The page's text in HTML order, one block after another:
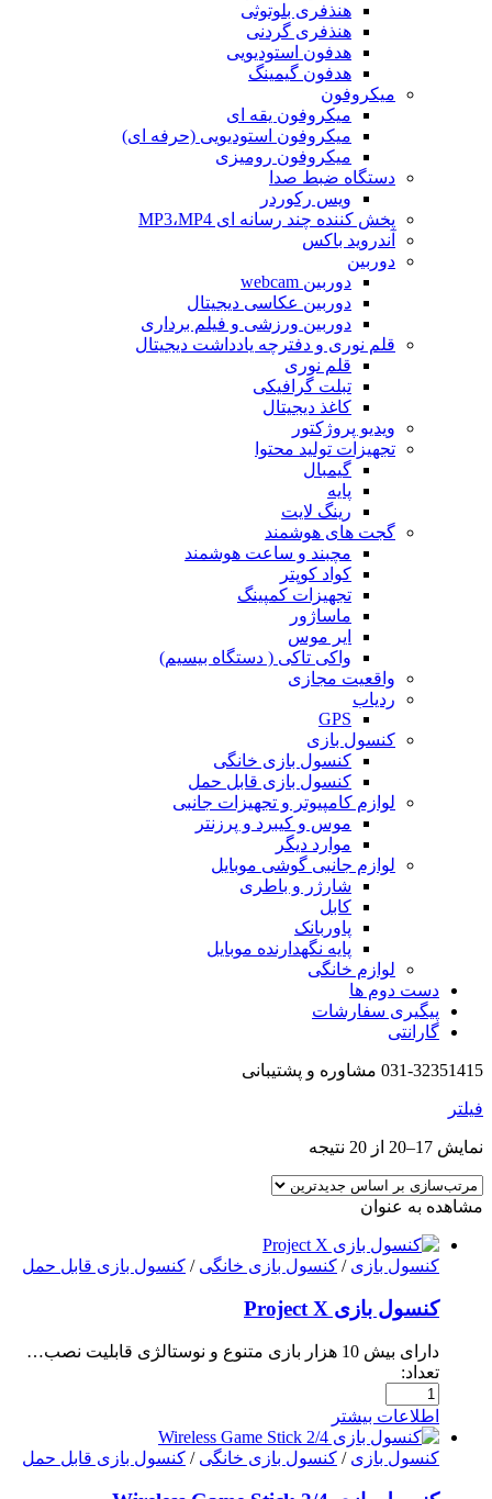
هنذفری بلوتوثی
هنذفری گردنی
هدفون استودیویی
هدفون گیمینگ
میکروفون
میکروفون یقه ای
میکروفون استودیویی (حرفه ای)
میکروفون رومیزی
دستگاه ضبط صدا
ویس رکوردر
پخش کننده چند رسانه ای MP3،MP4
آندروید باکس
دوربین
دوربین webcam
دوربین عکاسی دیجیتال
دوربین‌ ورزشی و فیلم برداری
قلم نوری و دفترچه یادداشت دیجیتال
قلم نوری
تبلت گرافیکی
کاغذ دیجیتال
ویدیو پروژکتور
تجهیزات تولید محتوا
گیمبال
پایه
رینگ لایت
گجت های هوشمند
مچبند و ساعت هوشمند
کواد کوپتر
تجهیزات کمپینگ
ماساژور
ایر موس
واکی تاکی ( دستگاه بیسیم)
واقعیت مجازی
ردیاب
GPS
کنسول بازی
کنسول بازی خانگی
کنسول بازی قابل حمل
لوازم کامپیوتر و تجهیزات جانبی
موس و کیبرد و پرزنتر
موارد دیگر
لوازم جانبی گوشی موبایل
شارژر و باطری
کابل
پاوربانک
پایه نگهدارنده موبایل
لوازم خانگی
دست دوم ها
پیگیری سفارشات
گارانتی
031-32351415 مشاوره و پشتیبانی
فیلتر
نمایش 17–20 از 20 نتیجه
مشاهده به عنوان
کنسول بازی / کنسول بازی خانگی / کنسول بازی قابل حمل
کنسول بازی Project X
دارای بیش 10 هزار بازی متنوع و نوستالژی قابلیت نصب…
تعداد:
اطلاعات بیشتر
کنسول بازی / کنسول بازی خانگی / کنسول بازی قابل حمل